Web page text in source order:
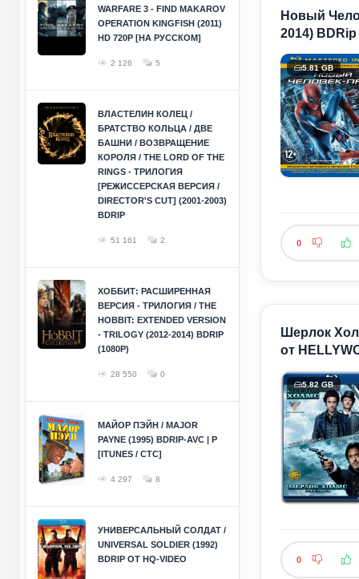
WARFARE 3 - FIND MAKAROV
OPERATION KINGFISH (2011)
HD 720P [НА РУССКОМ]
2 126 5
ВЛАСТЕЛИН КОЛЕЦ /
БРАТСТВО КОЛЬЦА / ДВЕ
БАШНИ / ВОЗВРАЩЕНИЕ
КОРОЛЯ / THE LORD OF THE
RINGS - ТРИЛОГИЯ
[РЕЖИССЕРСКАЯ ВЕРСИЯ /
DIRECTOR'S CUT] (2001-2003)
BDRIP
51 161 2
ХОББИТ: РАСШИРЕННАЯ
ВЕРСИЯ - ТРИЛОГИЯ / THE
HOBBIT: EXTENDED VERSION
- TRILOGY (2012-2014) BDRIP
(1080P)
28 550 0
МАЙОР ПЭЙН / MAJOR
PAYNE (1995) BDRIP-AVC | P
[ITUNES / СТС]
4 297 8
УНИВЕРСАЛЬНЫЙ СОЛДАТ /
UNIVERSAL SOLDIER (1992)
BDRIP ОТ HQ-VIDEO
Новый
2014)
5.81 GB
0
Шерлок
от
5.82 GB
0